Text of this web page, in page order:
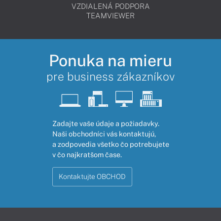
VZDIALENÁ PODPORA
TEAMVIEWER
Ponuka na mieru
pre business zákazníkov
Zadajte vaše údaje a požiadavky.
Naši obchodníci vás kontaktujú,
a zodpovedia všetko čo potrebujete
v čo najkratšom čase.
Kontaktujte OBCHOD